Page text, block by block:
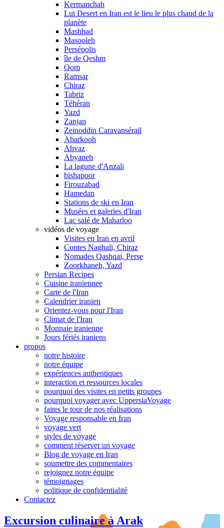
Kermanchah
Lut Desert en Iran est le lieu le plus chaud de la
planète
Mashhad
Masooleh
Persépolis
île de Qeshm
Qom
Ramsar
Chiraz
Tabriz
Téhéran
Yazd
Zanjan
Zeinoddin Caravansérail
Abarkooh
Ahvaz
Abyaneh
La lagune d'Anzali
bishapoor
Firouzabad
Hamedan
Stations de ski en Iran
Musées et galeries d'Iran
Lac salé de Maharloo
vidéos de voyage
Visites en Iran en avril
Contes Naghali, Chiraz
Nomades Qashqai, Perse
Zoorkhaneh, Yazd
Persian Recipes
Cuisine iraniennee
Carte de l'Iran
Calendrier iranien
Orientez-vous pour l'Iran
Climat de l'Iran
Monnaie iranienne
Jours fériés iraniens
propos
notre histoire
notre équipe
expériences authentiques
interaction et ressources locales
pourquoi des visites en petits groupes
pourquoi voyager avec UppersiaVoyage
faites le tour de nos réalisations
Voyage responsable en Iran
voyage vert
styles de voyage
comment réserver un voyage
Blog de voyage en Iran
soumettre des commentaires
rejoignez notre équipe
témoignages
politique de confidentialité
Contactez
Excursion culinaire à Arak